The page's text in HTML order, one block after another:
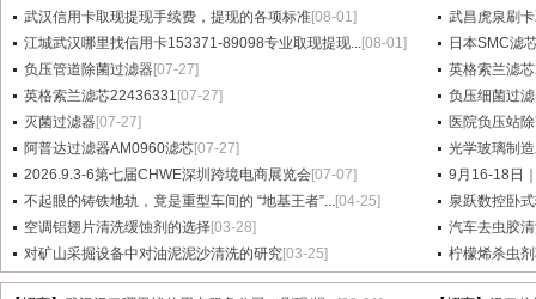
武汉信用卡取现提现手续费，提现的各项标准[08-01]
武昌虎泉刷
江城武汉哪里找信用卡153371-89098专业取现提现...[08-01]
日本SMC滤
负压管道除菌过滤器[07-27]
英格索兰滤
英格索兰滤芯22436331 [07-27]
负压细菌过
灭菌过滤器[07-27]
医院负压站
阿普达过滤器AM0960滤芯[07-27]
光学玻璃制
2026.9.3-6第七届CHWE深圳跨境电商展览会[07-07]
9月16-18日
不起眼的铸铁地轨，竟是重型车间的 “地基王者”...[04-25]
泉跃数控卧
空调铝翅片清洗缓蚀剂的选择[03-28]
汽车去虫胶
对矿山采掘设备中对油泥泥沙清洗的研究[03-25] 柠檬烯杀虫